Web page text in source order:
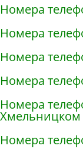
Номера
Номера
Номера
Номера
Номера
Хмельницком
Номера